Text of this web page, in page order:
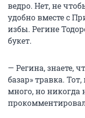
ведро. Нет, не
удобно вместе с
избы. Регине
букет.
— Регина, знаете,
базар» травка.
много, но никогда